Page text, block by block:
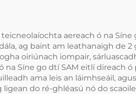
aereach ó na Síne
ag baint am leathanaigh de 2
oiriúnach iompair,
na Síne go dtí SAM eitlí direach
ama leis an láimhseáil,
do ré-ghléasú nó do